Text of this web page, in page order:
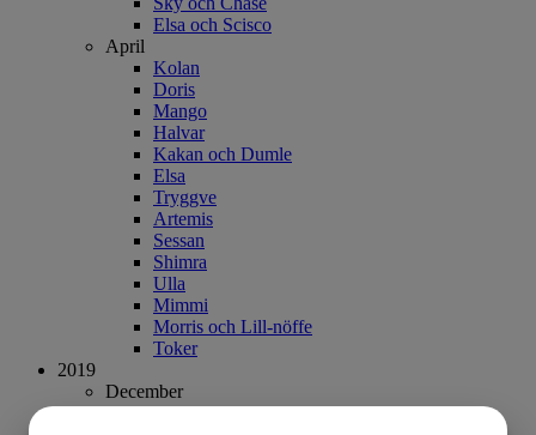
Elsa och Scisco
April
Kolan
Doris
Mango
Halvar
Kakan och Dumle
Elsa
Tryggve
Artemis
Sessan
Shimra
Ulla
Mimmi
Morris och Lill-nöffe
Toker
2019
December
Maja och Filip